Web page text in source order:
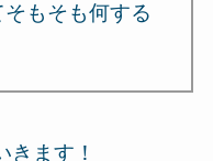
もそも何する
きます！